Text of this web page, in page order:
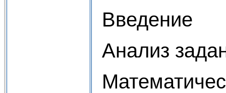
Введение
Анализ